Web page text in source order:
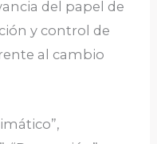
del papel de
y control de
al cambio